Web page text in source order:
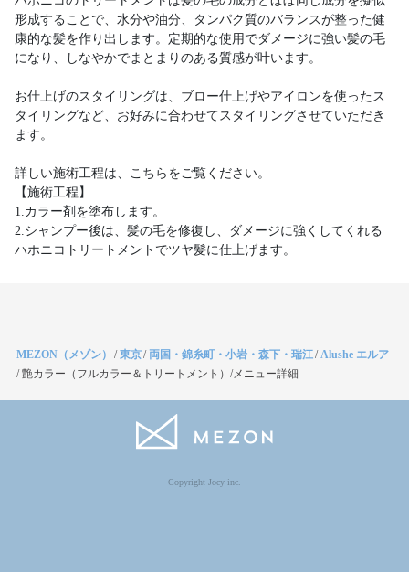
形成することで、水分や油分、タンパク質のバランスが整った健
康的な髪を作り出します。定期的な使用でダメージに強い髪の毛
になり、しなやかでまとまりのある質感が叶います。
お仕上げのスタイリングは、ブロー仕上げやアイロンを使ったス
タイリングなど、お好みに合わせてスタイリングさせていただき
ます。
詳しい施術工程は、こちらをご覧ください。
【施術工程】
1.カラー剤を塗布します。
2.シャンプー後は、髪の毛を修復し、ダメージに強くしてくれる
ハホニコトリートメントでツヤ髪に仕上げます。
MEZON（メゾン） /東京/ 両国・錦糸町・小岩・森下・瑞江/Alushe エルア
/艶カラー（フルカラー＆トリートメント）/メニュー詳細
Copyright Jocy inc.